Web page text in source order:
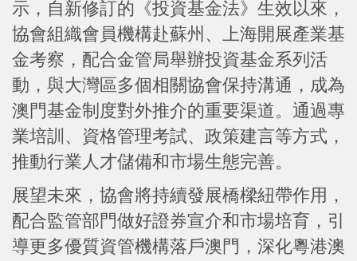
示，自新修訂的《投資基金法》生效以來，
協會組織會員機構赴蘇州、上海開展產業基
金考察，配合金管局舉辦投資基金系列活
動，與大灣區多個相關協會保持溝通，成為
澳門基金制度對外推介的重要渠道。通過專
業培訓、資格管理考試、政策建言等方式，
推動行業人才儲備和市場生態完善。
展望未來，協會將持續發展橋樑紐帶作用，
配合監管部門做好證券宣介和市場培育，引
導更多優質資管機構落戶澳門，深化粵港澳